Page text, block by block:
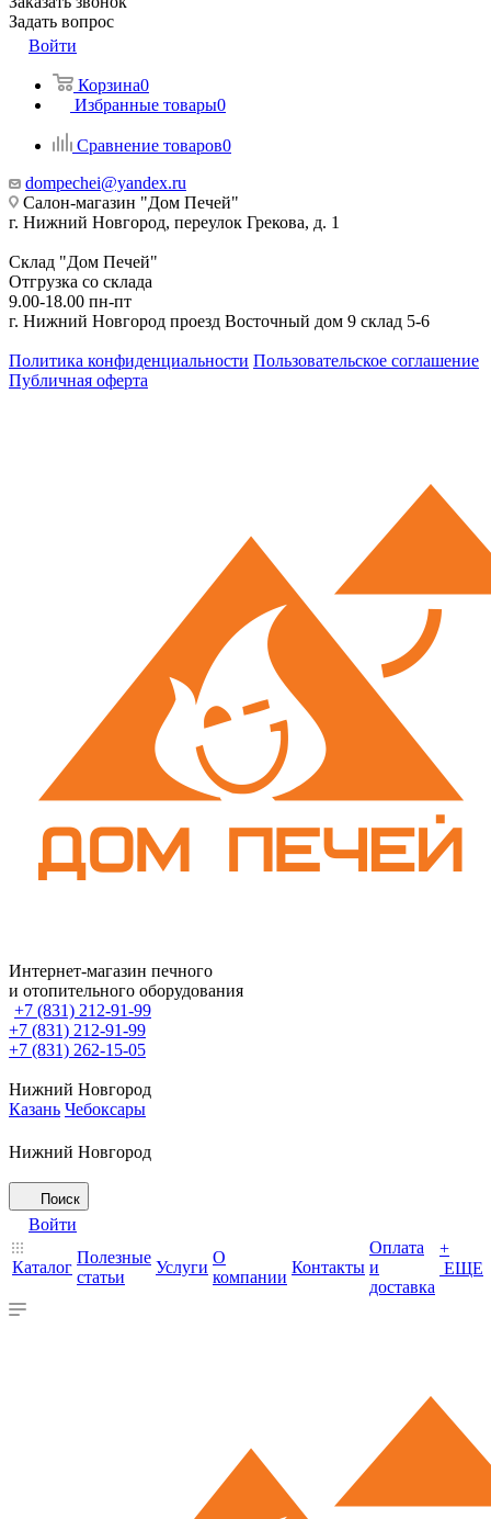
Задать вопрос
Войти
Корзина0
Избранные товары0
Сравнение товаров0
dompechei@yandex.ru
Салон-магазин "Дом Печей"
г. Нижний Новгород, переулок Грекова, д. 1
Склад "Дом Печей"
Отгрузка со склада
9.00-18.00 пн-пт
г. Нижний Новгород проезд Восточный дом 9 склад 5-6
Политика конфиденциальности Пользовательское соглашение
Публичная оферта
Интернет-магазин печного
и отопительного оборудования
+7 (831) 212-91-99
+7 (831) 212-91-99
+7 (831) 262-15-05
Нижний Новгород
Казань Чебоксары
Нижний Новгород
Поиск
Войти
Каталог
Полезные
статьи
Услуги
О
компании
Контакты
Оплата
и
доставка
+
ЕЩЕ